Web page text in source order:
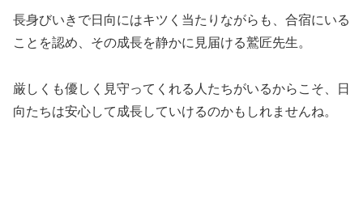
長身びいきで日向にはキツく当たりながらも、合宿にいる
ことを認め、その成長を静かに見届ける鷲匠先生。
厳しくも優しく見守ってくれる人たちがいるからこそ、日
向たちは安心して成長していけるのかもしれませんね。